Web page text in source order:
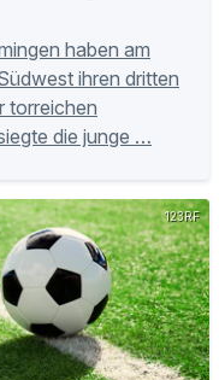
haben am
ihren dritten
torreichen
die junge …
123RF